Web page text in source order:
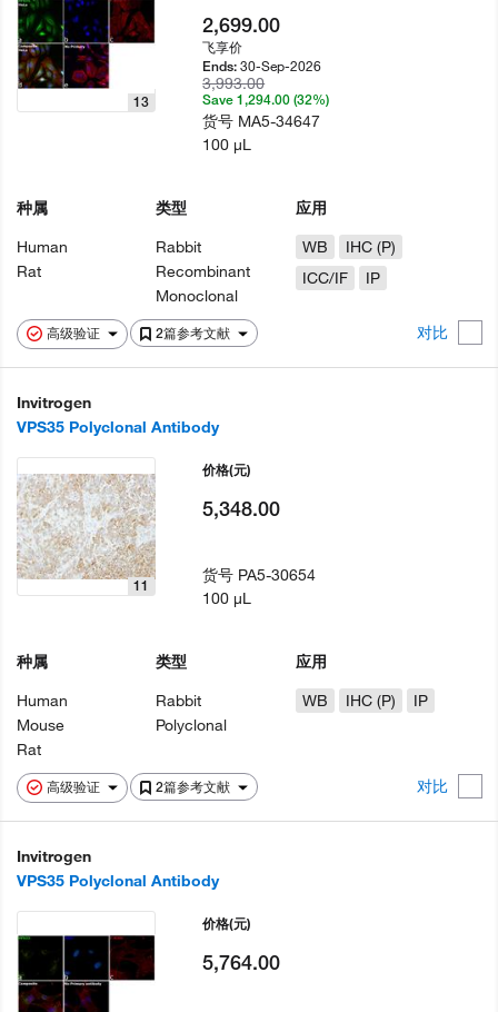
高级验证 2篇参考文献 对比
13
种属
Human
Rat
类型
Rabbit
Recombinant
Monoclonal
应用
WB
IHC (P)
ICC/IF
IP
2,699.00
飞享价
Ends:30-Sep-2026
3,993.00
Save 1,294.00 (32%)
货号 MA5-34647
100 µL
Invitrogen
VPS35 Polyclonal Antibody
高级验证 2篇参考文献 对比
11
种属
Human
Mouse
Rat
类型
Rabbit
Polyclonal
应用
WB
IHC (P) IP
价格(元)
5,348.00
货号 PA5-30654
100 µL
Invitrogen
VPS35 Polyclonal Antibody
价格(元)
5,764.00